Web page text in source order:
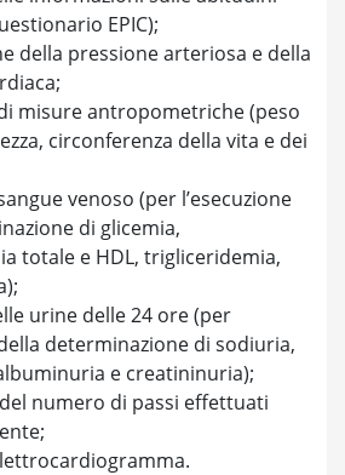
EPIC);
della pressione arteriosa e della
misure antropometriche (peso
circonferenza della vita e dei
venoso (per l’esecuzione
di glicemia,
totale e HDL, trigliceridemia,
urine delle 24 ore (per
determinazione di sodiuria,
e creatininuria);
numero di passi effettuati